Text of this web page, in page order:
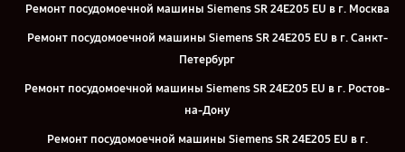
Ремонт посудомоечной машины Siemens SR 24E205 EU в г. Москва
Ремонт посудомоечной машины Siemens SR 24E205 EU в г. Санкт-
Петербург
Ремонт посудомоечной машины Siemens SR 24E205 EU в г. Ростов-
на-Дону
Ремонт посудомоечной машины Siemens SR 24E205 EU в г.